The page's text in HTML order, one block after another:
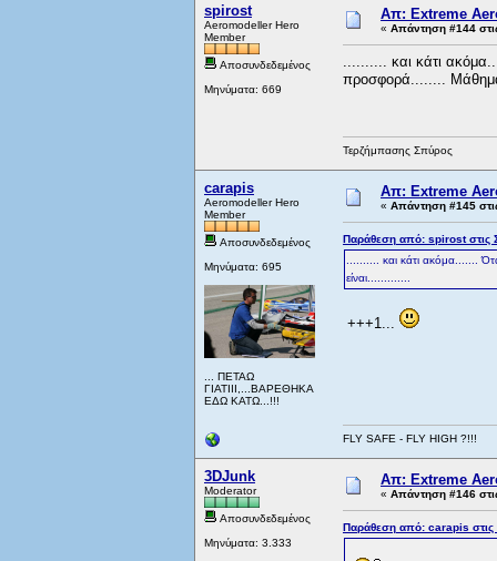
spirost
Aeromodeller Hero
Member
Αποσυνδεδεμένος
Μηνύματα: 669
Απ: Extreme
« Απάντηση #144
.......... και κάτι
προσφορά........
Τερζήμπασης Σπύρος
carapis
Aeromodeller Hero
Member
Αποσυνδεδεμένος
Μηνύματα: 695
... ΠΕΤΑΩ
ΓΙΑΤΙΙΙ,...ΒΑΡΕΘΗΚΑ
ΕΔΩ ΚΑΤΩ...!!!
Απ: Extreme
« Απάντηση #145
Παράθεση από: spirost στις
.......... και κάτι ακόμα.......
είναι.............
+++1...
FLY SAFE - FLY HIGH ?!!!
3DJunk
Moderator
Αποσυνδεδεμένος
Μηνύματα: 3.333
Απ: Extreme
« Απάντηση #146
Παράθεση από: carapis